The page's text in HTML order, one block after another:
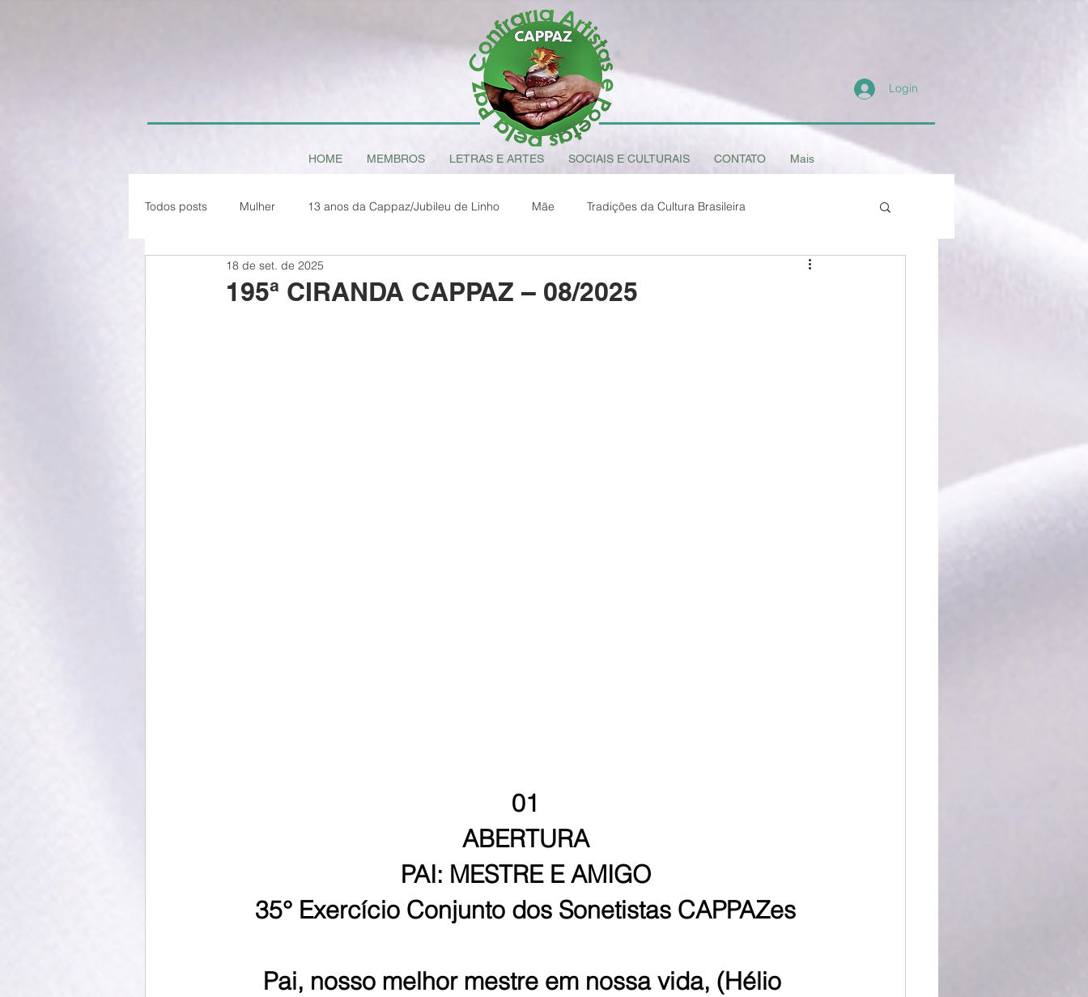
Login
HOME MEMBROS LETRAS E ARTES SOCIAIS E CULTURAIS CONTATO Mais
Todos posts Mulher 13 anos da Cappaz/Jubileu de Linho Mãe Tradições da Cultura Brasileira
Paz em Tempo de Pandemia
195ª CIRANDA CAPPAZ – 08/2025
18 de set. de 2025
01
ABERTURA
PAI: MESTRE E AMIGO
35° Exercício Conjunto dos Sonetistas CAPPAZes
Pai, nosso melhor mestre em nossa vida, (Hélio